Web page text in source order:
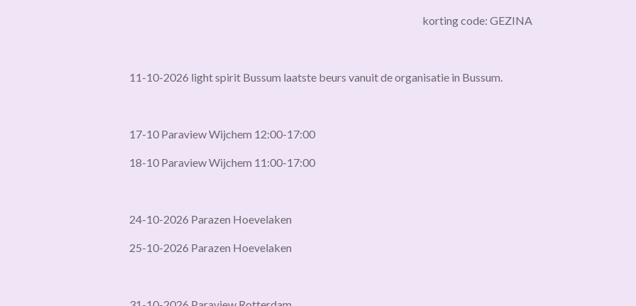
korting code: GEZINA
11-10-2026 light spirit Bussum laatste beurs vanuit de organisatie in Bussum.
17-10 Paraview Wijchem 12:00-17:00
18-10 Paraview Wijchem 11:00-17:00
24-10-2026 Parazen Hoevelaken
25-10-2026 Parazen Hoevelaken